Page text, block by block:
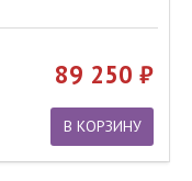
89 250
В КОРЗИНУ